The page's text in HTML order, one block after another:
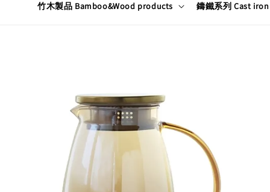
竹木製品 Bamboo&Wood products 鑄鐵系列 Cast